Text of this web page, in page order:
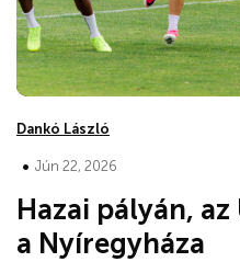
Dankó László
• Jún 22, 2026
Hazai pályán,
a Nyíregyháza